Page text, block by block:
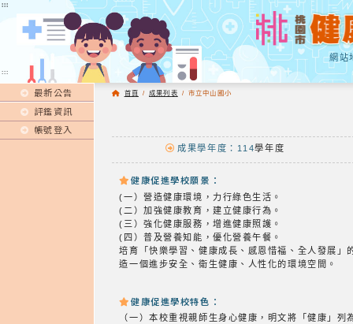
:::
網站
:::
最新公告
評鑑資訊
帳號登入
首頁 / 成果列表 / 市立中山國小
成果學年度：114學年度
健康促進學校願景：
(一）營造健康環境，力行綠色生活。
(二）加強健康教育，建立健康行為。
(三）強化健康服務，增進健康照護。
(四）普及營養知能，優化營養午餐。
培育「快樂學習、健康成長、感恩惜福、全人發展
造一個進步安全、衛生健康、人性化的環境空間。
健康促進學校特色：
（一）本校重視親師生身心健康，明文將「健康」
:::